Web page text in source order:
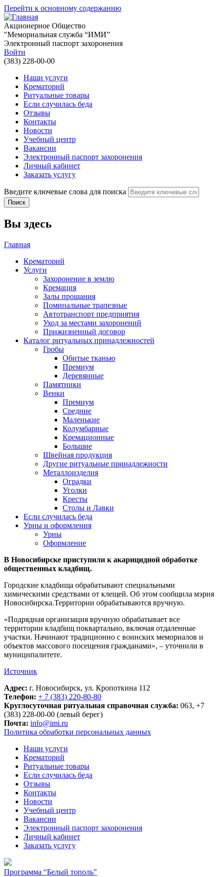
Перейти к основному содержанию
Акционерное Общество
"Мемориальная служба “ИМИ”
Электронный паспорт захоронения
Войти
(383) 228-00-00
Наши услуги
Крематорий
Ритуальные товары
Если случилась беда
Отзывы
Контакты
Новости
Учебный центр
Вакансии
Электронный паспорт захоронения
Личный кабинет
Заказать услугу
Введите ключевые слова для поиска
Вы здесь
Главная
Крематорий
Услуги
Захоронение в землю
Кремация
Залы прощания
Поминальные трапезные
Автотранспорт предприятия
Уход за местами захоронений
Прижизненный договор
Каталог ритуальных принадлежностей
Гробы
Обитые тканью
Премиум
Деревянные
Памятники
Венки
Премиум
Средние
Маленькие
Колумбарные
Кремационные
Большие
Швейная продукция
Другие ритуальные принадлежности
Металлоизделия
Оградки
Уголки
Кресты
Столы и Лавки
Если случилась беда
Урны и оформления
Урны
Оформление
В Новосибирске приступили к акарицидной обработке
общественных кладбищ.
Городские кладбища обрабатывают специальными
химическими средствами от клещей. Об этом сообщила мэрия
Новосибирска.Территории обрабатываются вручную.
«Подрядная организация вручную обрабатывает все
территории кладбищ поквартально, включая отдаленные
участки. Начинают традиционно с воинских мемориалов и
объектов массового посещения гражданами», – уточнили в
муниципалитете.
Источник
Адрес: г. Новосибирск, ул. Кропоткина 112
Телефон: + 7 (383) 220-80-80
Круглосуточная ритуальная справочная служба: 063, +7
(383) 228-00-00 (левый берег)
Почта: info@imi.ru
Политика обработки персональных данных
Наши услуги
Крематорий
Ритуальные товары
Если случилась беда
Отзывы
Контакты
Новости
Учебный центр
Вакансии
Электронный паспорт захоронения
Личный кабинет
Заказать услугу
Программа “Белый тополь”